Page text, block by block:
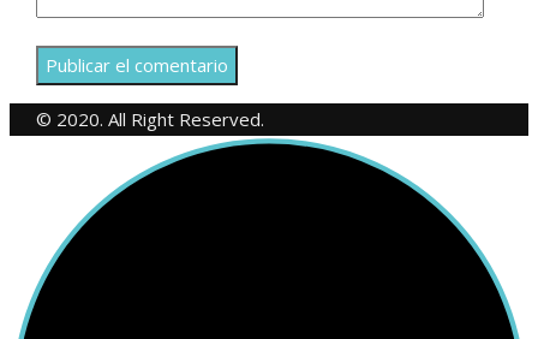
© 2020. All Right Reserved.